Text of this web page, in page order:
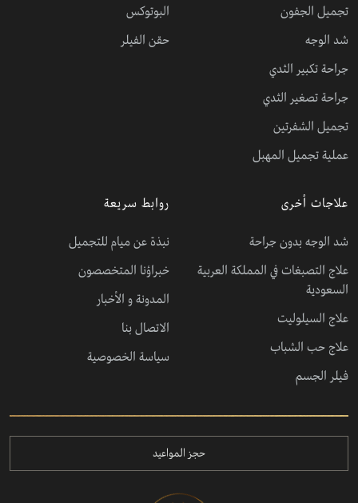
تجميل الجفون
شد الوجه
جراحة تكبير الثدي
جراحة تصغير الثدي
تجميل الشفرتين
عملية تجميل المهبل
البوتوكس
حقن الفيلر
علاجات أخرى
شد الوجه بدون جراحة
علاج التصبغات في المملكة العربية
السعودية
علاج السيلوليت
علاج حب الشباب
فيلر الجسم
روابط سريعة
نبذة عن ميام للتجميل
خبراؤنا المتخصصون
المدونة و الأخبار
الاتصال بنا
سياسة الخصوصية
حجز المواعيد